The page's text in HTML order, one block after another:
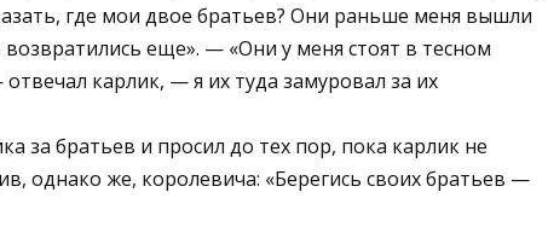
где мои двое братьев? Они раньше меня вышли
еще». — «Они у меня стоят в тесном
карлик, — я их туда замуровал за их
за братьев и просил до тех пор, пока карлик не
однако же, королевича: «Берегись своих братьев —